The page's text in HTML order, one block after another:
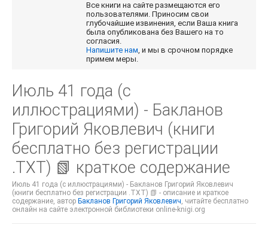
Все книги на сайте размещаются его
пользователями. Приносим свои
глубочайшие извинения, если Ваша книга
была опубликована без Вашего на то
согласия.
Напишите нам, и мы в срочном порядке
примем меры.
Июль 41 года (с
иллюстрациями) - Бакланов
Григорий Яковлевич (книги
бесплатно без регистрации
.TXT) 📗 краткое содержание
Июль 41 года (с иллюстрациями) - Бакланов Григорий Яковлевич
(книги бесплатно без регистрации .TXT) 📗 - описание и краткое
содержание, автор Бакланов Григорий Яковлевич, читайте бесплатно
онлайн на сайте электронной библиотеки online-knigi.org